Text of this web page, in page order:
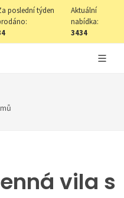
poslední týden
Aktuální
nabídka:
3434
vila s